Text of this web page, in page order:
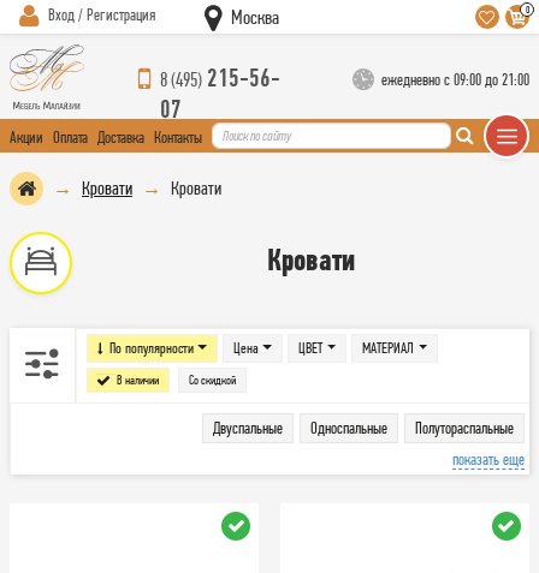
Вход / Регистрация Москва 0
8 (495) 215-56-
07
ежедневно с 09:00 до 21:00
Акции Оплата Доставка Контакты
Кровати Кровати
Кровати
По популярности Цена
В наличии Со скидкой
ЦВЕТ МАТЕРИАЛ
Двуспальные Односпальные
Полутораспальные
показать еще